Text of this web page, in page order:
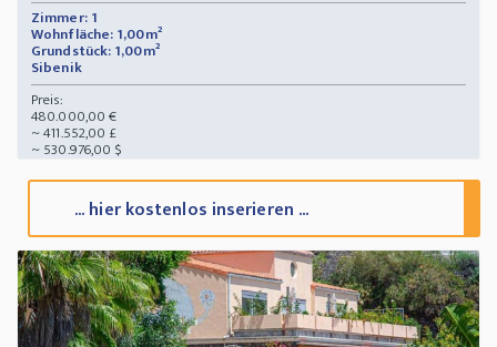
Zimmer: 1
Wohnfläche: 1,00m²
Grundstück: 1,00m²
Sibenik
Preis:
480.000,00 €
~ 411.552,00 £
~ 530.976,00 $
... hier kostenlos inserieren ...